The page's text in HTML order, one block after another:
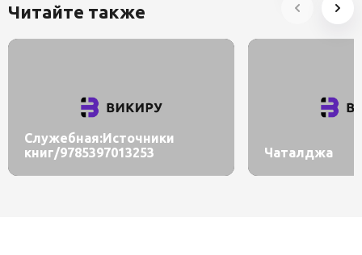
Читайте также
Служебная:Источники
книг/9785397013253
Чаталджа